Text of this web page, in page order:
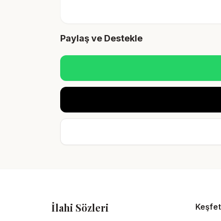
Paylaş ve Destekle
İlahi Sözleri Keşfet